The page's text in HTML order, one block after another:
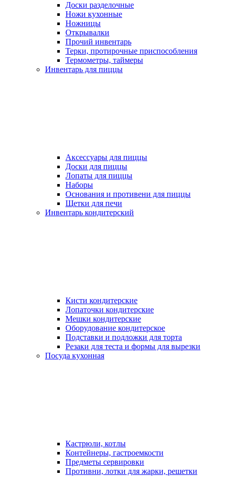
Доски разделочные
Ножи кухонные
Ножницы
Открывалки
Прочий инвентарь
Терки, протирочные приспособления
Термометры, таймеры
Инвентарь для пиццы
Аксессуары для пиццы
Доски для пиццы
Лопаты для пиццы
Наборы
Основания и противени для пиццы
Щетки для печи
Инвентарь кондитерский
Кисти кондитерские
Лопаточки кондитерские
Мешки кондитерские
Оборудование кондитерское
Подставки и подложки для торта
Резаки для теста и формы для вырезки
Посуда кухонная
Кастрюли, котлы
Контейнеры, гастроемкости
Предметы сервировки
Противни, лотки для жарки, решетки